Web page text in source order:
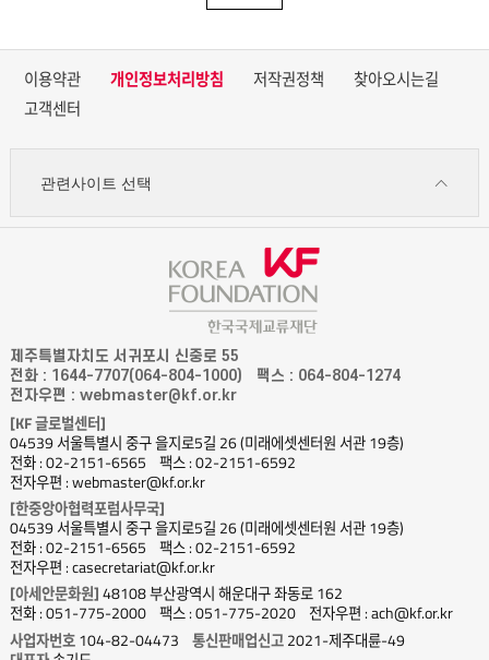
이용약관 개인정보처리방침 저작권정책
찾아오시는길
고객센터
관련사이트 선택
제주특별자치도 서귀포시 신중로 55
전화 : 1644-7707(064-804-1000)
팩스 : 064-804-1274
전자우편 : webmaster@kf.or.kr
[KF 글로벌센터]
04539 서울특별시 중구 을지로5길 26 (미래에셋센터원 서관 19층)
전화 : 02-2151-6565
팩스 : 02-2151-6592
전자우편 : webmaster@kf.or.kr
[한중앙아협력포럼사무국]
04539 서울특별시 중구 을지로5길 26 (미래에셋센터원 서관 19층)
전화 : 02-2151-6565
팩스 : 02-2151-6592
전자우편 : casecretariat@kf.or.kr
[아세안문화원] 48108 부산광역시 해운대구 좌동로 162
전화 : 051-775-2000
팩스 : 051-775-2020
전자우편 : ach@kf.or.kr
사업자번호104-82-04473 통신판매업신고2021-제주대륜-49